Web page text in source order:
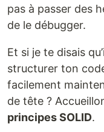
pas à passer des
de le débugger.
Et si je te disais
structurer ton
facilement
de tête ?
principes SOLID.